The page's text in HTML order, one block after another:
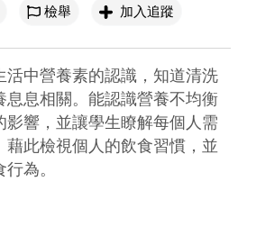
檢舉 加入追蹤
活中營養素的認識，知道清洗
息息相關。能認識營養不均衡
影響，並讓學生瞭解每個人需
藉此檢視個人的飲食習慣，並
為。